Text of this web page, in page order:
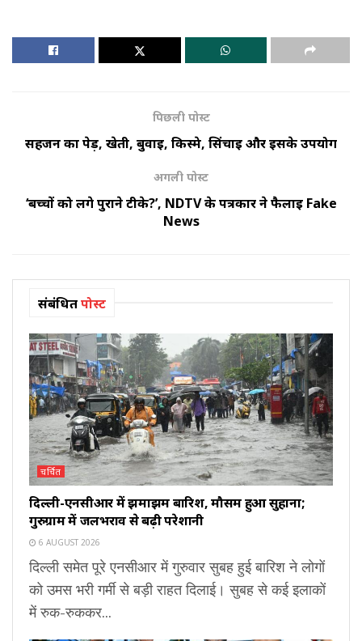
पिछली पोस्ट
सहजन का पेड़, खेती, बुवाई, किस्मे, सिंचाई और इसके उपयोग
अगली पोस्ट
‘बच्चों को लगे पुराने टीके?’, NDTV के पत्रकार ने फैलाई Fake
News
संबंधितपोस्ट
चर्चित
दिल्ली-एनसीआर में झमाझम बारिश, मौसम हुआ सुहाना;
गुरुग्राम में जलभराव से बढ़ी परेशानी
6 AUGUST 2026
दिल्ली समेत पूरे एनसीआर में गुरुवार सुबह हुई बारिश ने लोगों
को उमस भरी गर्मी से बड़ी राहत दिलाई। सुबह से कई इलाकों
में रुक-रुककर...